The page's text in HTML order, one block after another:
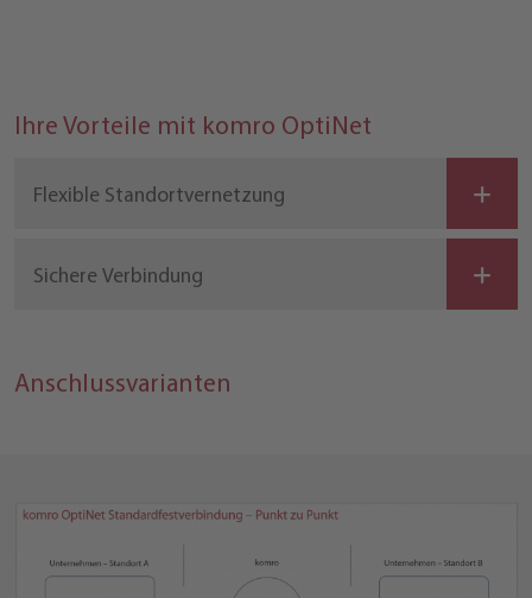
Ihre Vorteile mit komro OptiNet
Flexible Standortvernetzung
Sichere Verbindung
Anschlussvarianten